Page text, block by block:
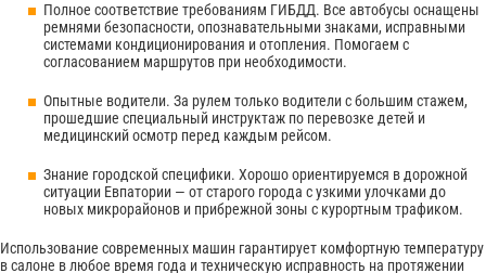
Полное соответствие требованиям ГИБДД. Все автобусы оснащены
ремнями безопасности, опознавательными знаками, исправными
системами кондиционирования и отопления. Помогаем с
согласованием маршрутов при необходимости.
Опытные водители. За рулем только водители с большим стажем,
прошедшие специальный инструктаж по перевозке детей и
медицинский осмотр перед каждым рейсом.
Знание городской специфики. Хорошо ориентируемся в дорожной
ситуации Евпатории — от старого города с узкими улочками до
новых микрорайонов и прибрежной зоны с курортным трафиком.
Использование современных машин гарантирует комфортную температуру
в салоне в любое время года и техническую исправность на протяжении